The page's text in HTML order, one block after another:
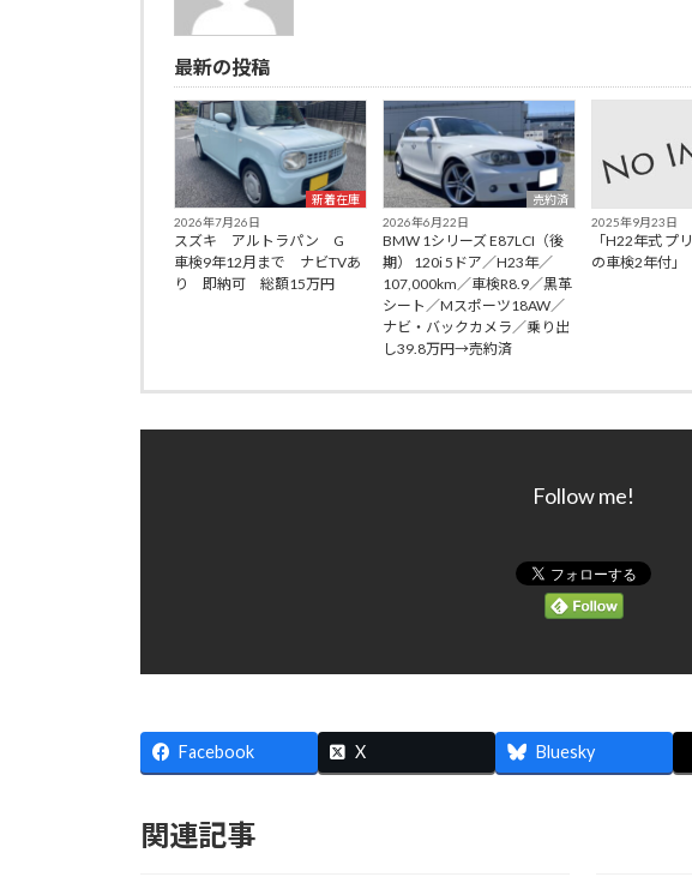
最新の投稿
新着在庫
2026年7月26日
スズキ アルトラパン G
車検9年12月まで ナビTVあ
り 即納可 総額15万円
売約済
2026年6月22日
BMW 1シリーズ E87LCI（後
期） 120i 5ドア／H23年／
107,000km／車検R8.9／黒革
シート／Mスポーツ18AW／
ナビ・バックカメラ／乗り出
し39.8万円→売約済
2025年9月23日
「H22年式 プ
の車検2年付」
Follow me!
Facebook X Bluesky
関連記事